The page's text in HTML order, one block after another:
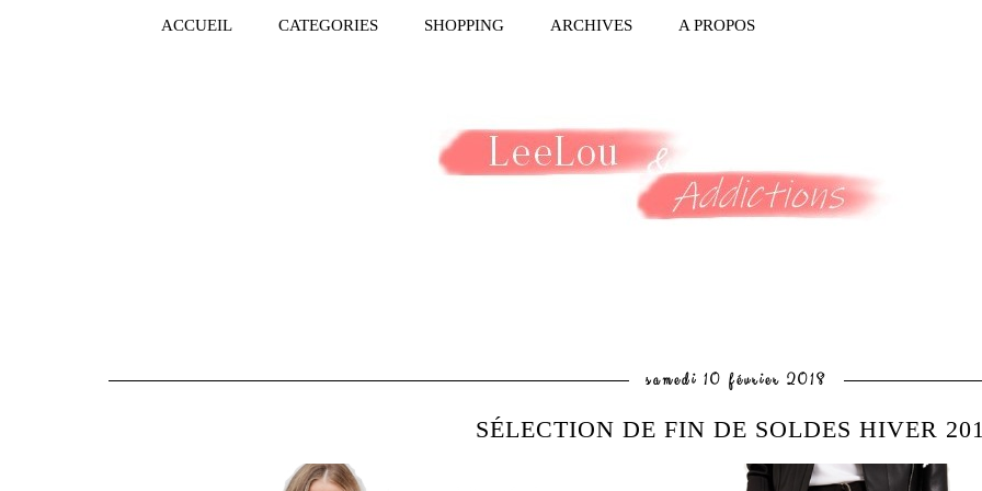
ACCUEIL CATEGORIES SHOPPING ARCHIVES A PROPOS
samedi 10 février 2018
SÉLECTION DE FIN DE SOLDES HIVER